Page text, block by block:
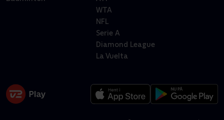
WTA
NFL
Serie A
Diamond League
La Vuelta